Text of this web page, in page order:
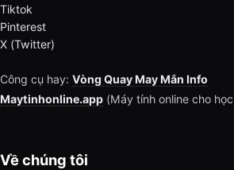
Tiktok
Pinterest
X (Twitter)
Công cụ hay: Vòng Quay May Mắn Info
Maytinhonline.app (Máy tính online cho
Về chúng tôi